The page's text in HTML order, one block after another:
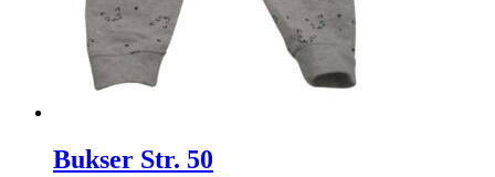
Bukser Str. 50